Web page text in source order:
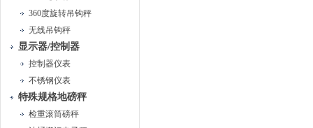
360度旋转吊钩秤
无线吊钩秤
显示器/控制器
控制器仪表
不锈钢仪表
特殊规格地磅秤
检重滚筒磅秤